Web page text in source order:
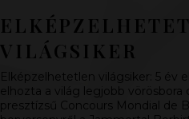
VILÁGSIKER
Elképzelhetetlen világsiker: 5 év
elhozta a világ legjobb vörösbora
presztízsű Concours Mondial de